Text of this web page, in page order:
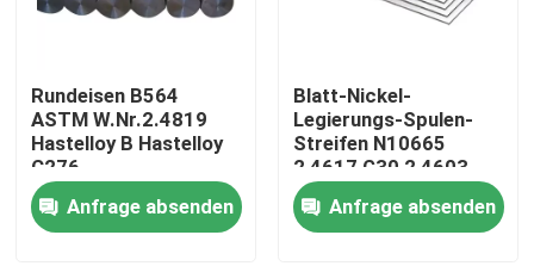
Qualitätskontrolle
Treten Sie mit uns in Verbindung
Rundeisen B564
ASTM W.Nr.2.4819
Hastelloy B Hastelloy
C276
Anfrage absenden
Blatt-Nickel-
Legierungs-Spulen-
Streifen N10665
2,4617 G30 2,4603
Hastelloy B
Anfrage absenden